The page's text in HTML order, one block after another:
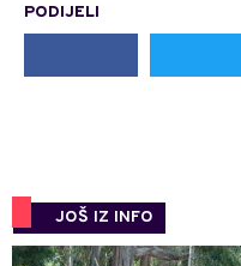
PODIJELI
JOŠ IZ INFO